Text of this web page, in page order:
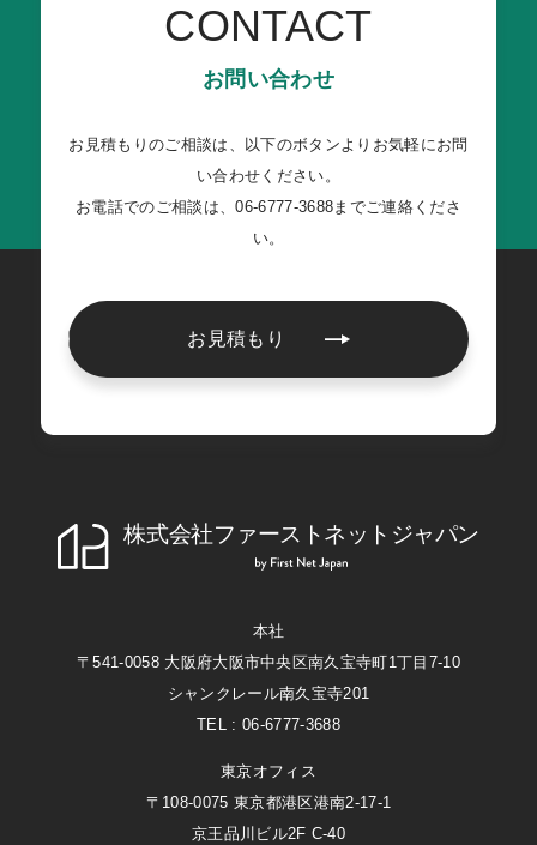
CONTACT
お問い合わせ
お見積もりのご相談は、以下のボタンよりお気軽にお問
い合わせください。
お電話でのご相談は、06-6777-3688までご連絡くださ
い。
お見積もり
株式会社ファーストネットジャパン
本社
〒541-0058 大阪府大阪市中央区南久宝寺町1丁目7-10
シャンクレール南久宝寺201
TEL : 06-6777-3688
東京オフィス
〒108-0075 東京都港区港南2-17-1
京王品川ビル2F C-40